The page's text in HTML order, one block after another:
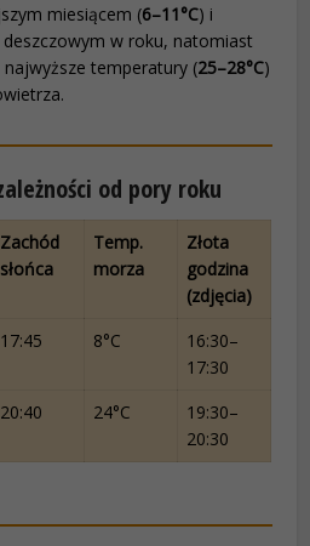
miesiącem (6–11°C) i
w roku, natomiast
najwyższe temperatury (25–28°C)
od pory roku
Zachód
słońca
Temp.
morza
Złota
godzina
(zdjęcia)
17:45 8°C
16:30–
17:30
20:40 24°C
19:30–
20:30